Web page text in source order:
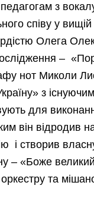
з
співу у вищій
Олега
–
нот Миколи
з
для
він відродив
і створив
– «Боже
та